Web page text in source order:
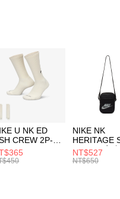
U NK ED
CREW 2P-
EMBRDY 男
短統襪
NIKE NK
HERITAGE
SMIT 男女
BA5871010
NT$527
NT$650